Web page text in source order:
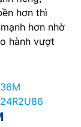
hơn thì
hơn nhờ
hành vượt